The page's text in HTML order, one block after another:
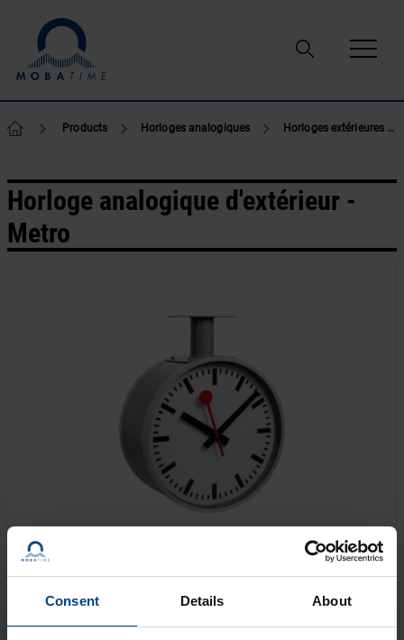
Consent Details About
Products Horloges analogiques Horloges extérieures analogiques
Horloge analogique d'extérieur -
Metro